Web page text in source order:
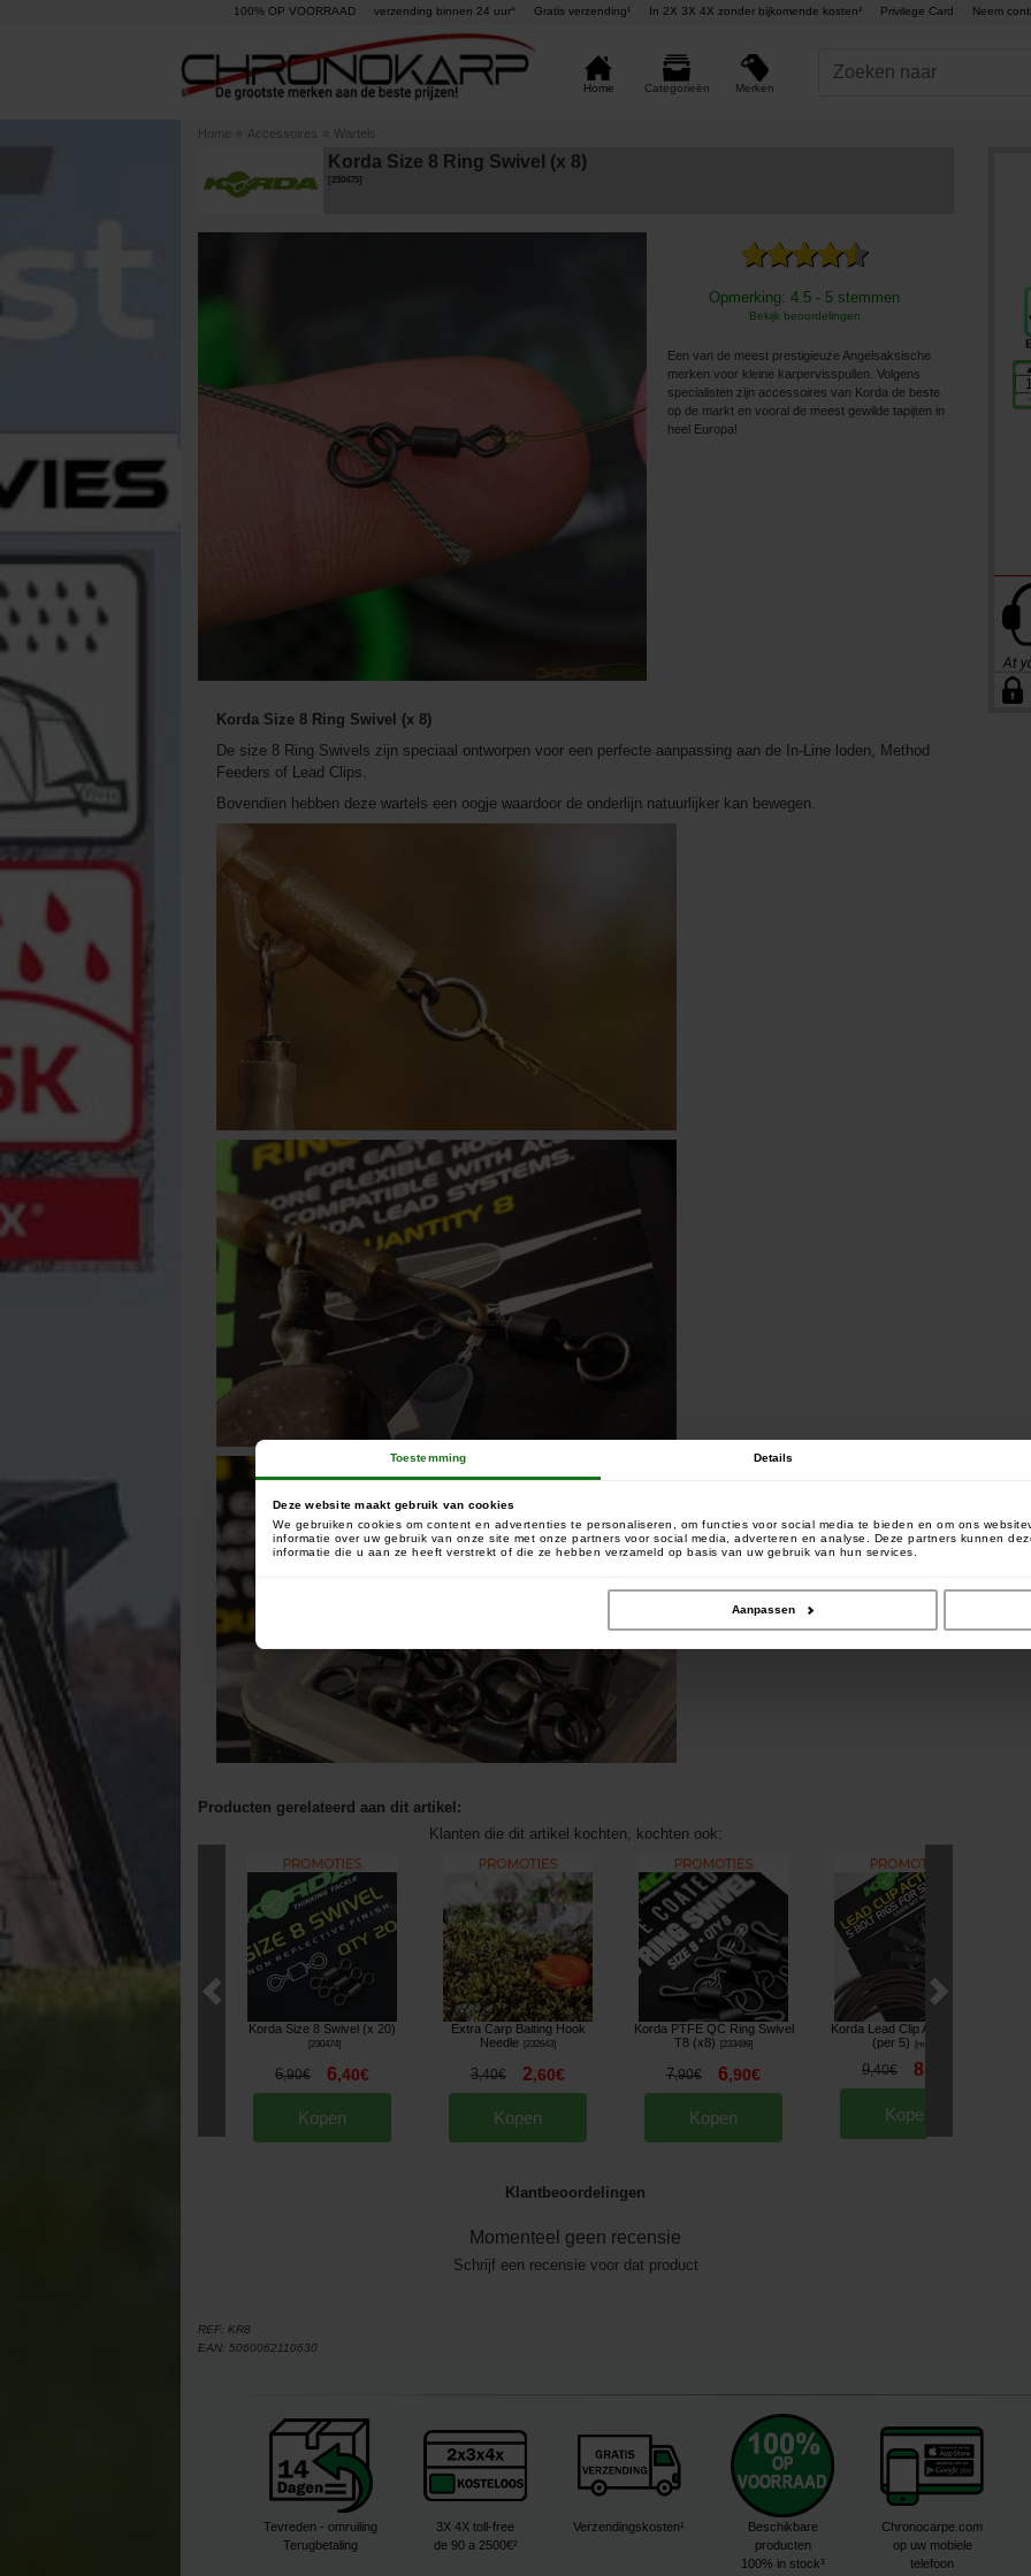
Toestemming Details
Deze website maakt gebruik van cookies
We gebruiken cookies om content en advertenties te personaliseren, om functies voor social media te bieden en om ons
informatie over uw gebruik van onze site met onze partners voor social media, adverteren en analyse. Deze partners kunnen
informatie die u aan ze heeft verstrekt of die ze hebben verzameld op basis van uw gebruik van hun services.
Aanpassen
100% OP VOORRAAD verzending binnen 24 uur° Gratis verzending¹ In 2X 3X 4X zonder bijkomende kosten² Privilege Card Neem
Home Categorieën Merken
Home » Accessoires » Wartels
Korda Size 8 Ring Swivel (x 8)
230475]
Opmerking: 4.5 - 5 stemmen
Bekijk beoordelingen
Een van de meest prestigieuze Angelsaksische
merken voor kleine karpervisspullen. Volgens
specialisten zijn accessoires van Korda de beste
op de markt en vooral de meest gewilde tapijten in
heel Europa!
▲
Korda Size 8 Ring Swivel (x 8)
De size 8 Ring Swivels zijn speciaal ontworpen voor een perfecte aanpassing aan de In-Line loden, Method
Feeders of Lead Clips.
Bovendien hebben deze wartels een oogje waardoor de onderlijn natuurlijker kan bewegen.
Producten gerelateerd aan dit artikel:
Klanten die dit artikel kochten, kochten ook:
Korda Size 8 Swivel (x 20)
230474]
6,90€ 6,40€
Kopen
Extra Carp Baiting Hook
Needle
232643]
3,40€ 2,60€
Kopen
Korda PTFE QC Ring Swivel
T8 (x8)
233499]
7,90€ 6,90€
Kopen
Korda Lead Clip Action Pack
(per 5)
m2649
9,40€ 8
Kopen
Klantbeoordelingen
Momenteel geen recensie
Schrijf een recensie voor dat product
REF: KR8
EAN: 5060062110630
Tevreden - omruiling
Terugbetaling
3X 4X toll-free
de 90 a 2500€²
Verzendingskosten¹
Beschikbare
producten
100% in stock³
Chronocarpe.com
op uw mobiele
telefoon